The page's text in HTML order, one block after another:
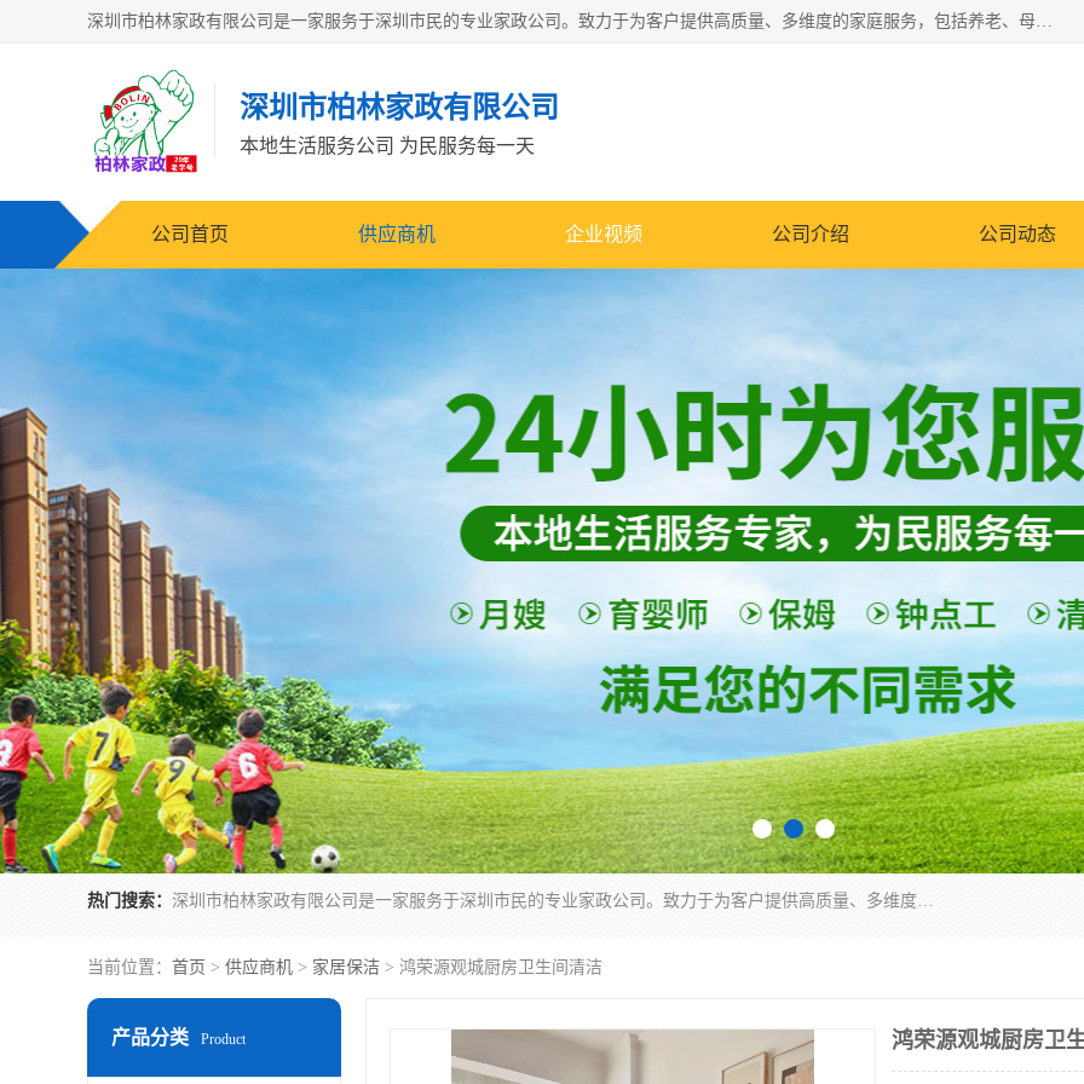
深圳市柏林家政有限公司是一家服务于深圳市民的专业家政公司。致力于为客户提供高质量、多维度的家庭服务，包括养老、母婴、月嫂育婴早教、康复理疗、家电清洗和保洁等方面的专业服务。
深圳市柏林家政有限公司
本地生活服务公司 为民服务每一天
公司首页 供应商机 企业视频 公司介绍 公司动态
热门搜索： 深圳市柏林家政有限公司是一家服务于深圳市民的专业家政公司。致力于为客户提供高质量、多维度的家庭服务，包括养老、母婴、月嫂育婴早教、康复理疗、家电清洗和保洁等方面的专业服务。
当前位置： 首页 > 供应商机 > 家居保洁 > 鸿荣源观城厨房卫生间清洁
产品分类 Product 鸿荣源观城厨房卫